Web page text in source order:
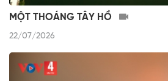
MỘT THOÁNG TÂY HỒ
22/07/2026